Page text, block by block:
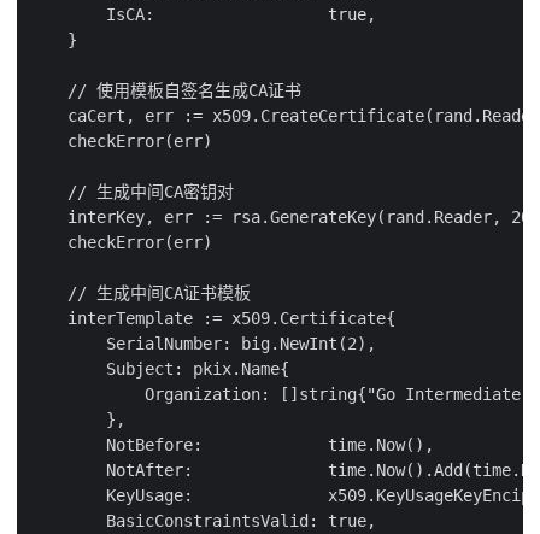
        IsCA:                  true,
    }
    // 使用模板自签名生成CA证书
caCert, err :=
    checkError(err)
    // 生成中间CA密钥对
interKey, err := rsa.GenerateKey(rand.Reader,
    checkError(err)
    // 生成中间CA证书模板
    interTemplate := x509.Certificate{
        SerialNumber: big.NewInt(2),
        Subject: pkix.Name{
Organization: []string{"Go Intermediate
        },
        NotBefore:             time.Now(),
NotAfter:
KeyUsage:
        BasicConstraintsValid: true,